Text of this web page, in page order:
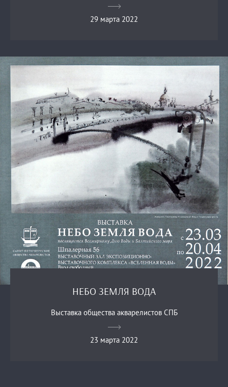
29 марта 2022
НЕБО ЗЕМЛЯ ВОДА
Выставка общества акварелистов СПБ
23 марта 2022